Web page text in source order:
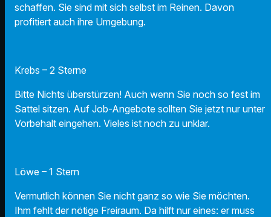
schaffen. Sie sind mit sich selbst im Reinen. Davon
profitiert auch ihre Umgebung.
Krebs – 2 Sterne
Bitte Nichts überstürzen! Auch wenn Sie noch so fest im
Sattel sitzen. Auf Job-Angebote sollten Sie jetzt nur unter
Vorbehalt eingehen. Vieles ist noch zu unklar.
Löwe – 1 Stern
Vermutlich können Sie nicht ganz so wie Sie möchten.
Ihm fehlt der nötige Freiraum. Da hilft nur eines: er muss